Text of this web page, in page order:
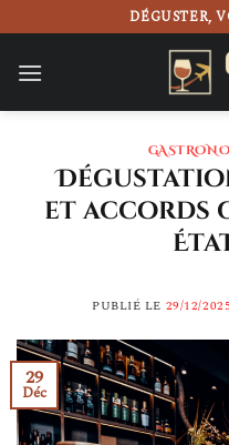
au
contenu
DÉGUSTER,
et accords
PUBLIÉ LE 29/12/2025
29
Déc